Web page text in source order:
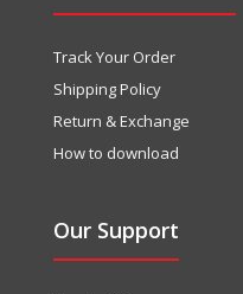
Track Your Order
Shipping Policy
Return & Exchange
How to download
Our Support